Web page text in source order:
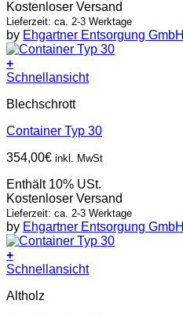
Kostenloser Versand
Lieferzeit: ca. 2-3 Werktage
by Ehgartner Entsorgung GmbH
+
Schnellansicht
Blechschrott
Container Typ 30
354,00€ inkl. MwSt
Enthält 10% USt.
Kostenloser Versand
Lieferzeit: ca. 2-3 Werktage
by Ehgartner Entsorgung GmbH
+
Schnellansicht
Altholz